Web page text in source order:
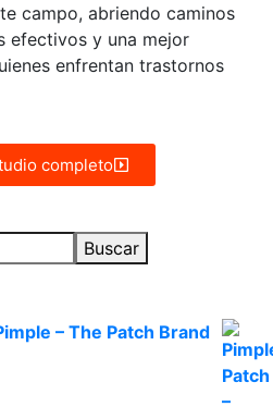
campo, abriendo caminos
efectivos y una mejor
enfrentan trastornos
completo
Buscar
– The Patch Brand